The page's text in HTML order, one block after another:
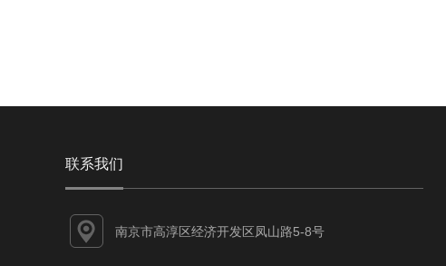
联系我们
南京市高淳区经济开发区凤山路5-8号